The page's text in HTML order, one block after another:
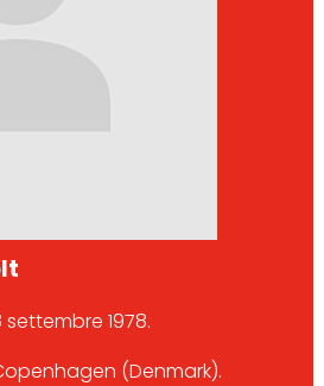
1978.
(Denmark).